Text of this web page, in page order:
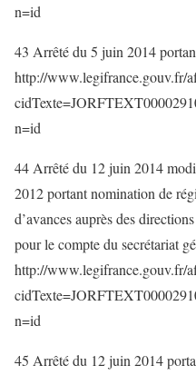
n=id
43 Arrêté du 5 juin 2014
http://www.legifrance.gouv.fr/
n=id
44 Arrêté du 12 juin 2014
2012 portant nomination de
d’avances auprès des
pour le compte du secrétariat
http://www.legifrance.gouv.fr/
n=id
45 Arrêté du 12 juin 2014